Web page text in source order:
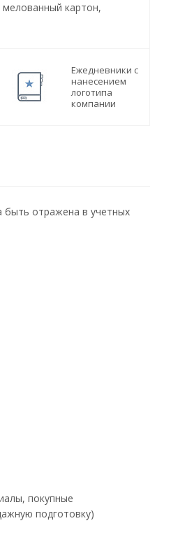
мелованный картон,
Ежедневники с
нанесением
логотипа
компании
быть отражена в учетных
покупные
подготовку)